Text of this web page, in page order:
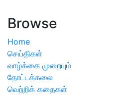
Browse
Home
செய்திகள்
வாழ்க்கை முறையும்
தோட்டக்கலை
வெற்றிக் கதைகள்